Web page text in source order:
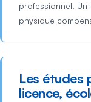
professionnel.
physique
Les études
licence,